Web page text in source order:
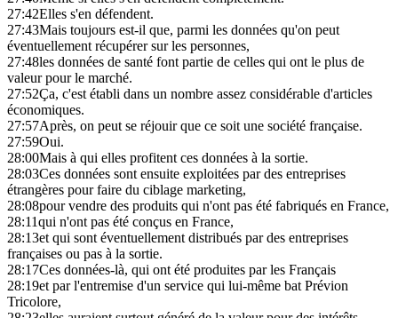
27:42Elles s'en défendent.
27:43Mais toujours est-il que, parmi les données qu'on peut
éventuellement récupérer sur les personnes,
27:48les données de santé font partie de celles qui ont le plus de
valeur pour le marché.
27:52Ça, c'est établi dans un nombre assez considérable d'articles
économiques.
27:57Après, on peut se réjouir que ce soit une société française.
27:59Oui.
28:00Mais à qui elles profitent ces données à la sortie.
28:03Ces données sont ensuite exploitées par des entreprises
étrangères pour faire du ciblage marketing,
28:08pour vendre des produits qui n'ont pas été fabriqués en France,
28:11qui n'ont pas été conçus en France,
28:13et qui sont éventuellement distribués par des entreprises
françaises ou pas à la sortie.
28:17Ces données-là, qui ont été produites par les Français
28:19et par l'entremise d'un service qui lui-même bat Prévion
Tricolore,